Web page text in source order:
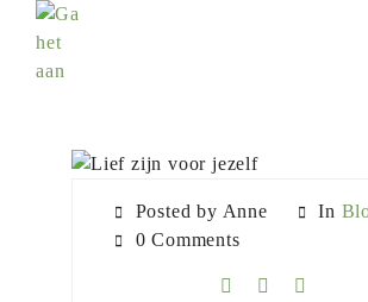
Posted by Anne In
0 Comments